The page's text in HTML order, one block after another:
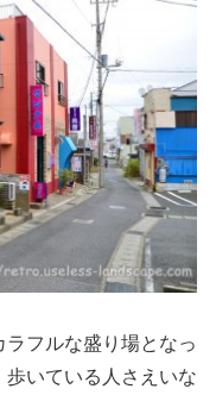
フルな盛り場となっ
いている人さえいな